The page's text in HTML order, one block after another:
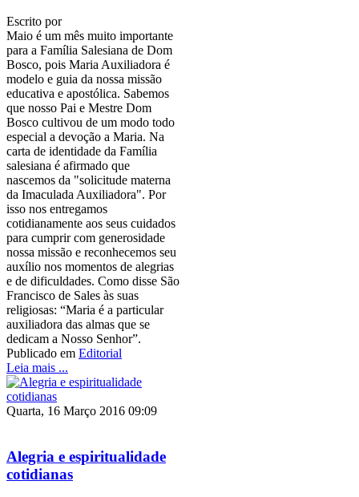
Escrito por
Maio é um mês muito importante
para a Família Salesiana de Dom
Bosco, pois Maria Auxiliadora é
modelo e guia da nossa missão
educativa e apostólica. Sabemos
que nosso Pai e Mestre Dom
Bosco cultivou de um modo todo
especial a devoção a Maria. Na
carta de identidade da Família
salesiana é afirmado que
nascemos da "solicitude materna
da Imaculada Auxiliadora". Por
isso nos entregamos
cotidianamente aos seus cuidados
para cumprir com generosidade
nossa missão e reconhecemos seu
auxílio nos momentos de alegrias
e de dificuldades. Como disse São
Francisco de Sales às suas
religiosas: “Maria é a particular
auxiliadora das almas que se
dedicam a Nosso Senhor”.
Publicado em Editorial
Leia mais ...
Quarta, 16 Março 2016 09:09
Alegria e espiritualidade
cotidianas